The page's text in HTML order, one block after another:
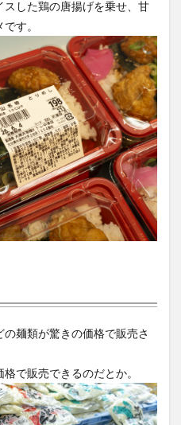
した鶏の唐揚げを乗せ、甘
す。
麺類が驚きの価格で販売さ
で販売できるのだとか。